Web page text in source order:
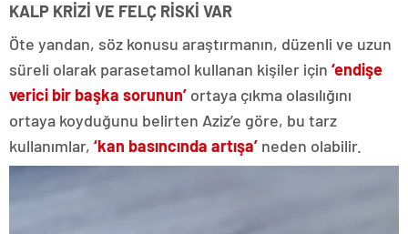
KALP KRİZİ VE FELÇ RİSKİ VAR
Öte yandan, söz konusu araştırmanın, düzenli ve uzun
süreli olarak parasetamol kullanan kişiler için ‘endişe
verici bir başka sorunun’ ortaya çıkma olasılığını
ortaya koyduğunu belirten Aziz’e göre, bu tarz
kullanımlar, ‘kan basıncında artışa’ neden olabilir.